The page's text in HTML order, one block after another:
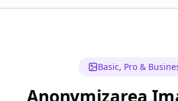
Basic, Pro &
Anonymizarea